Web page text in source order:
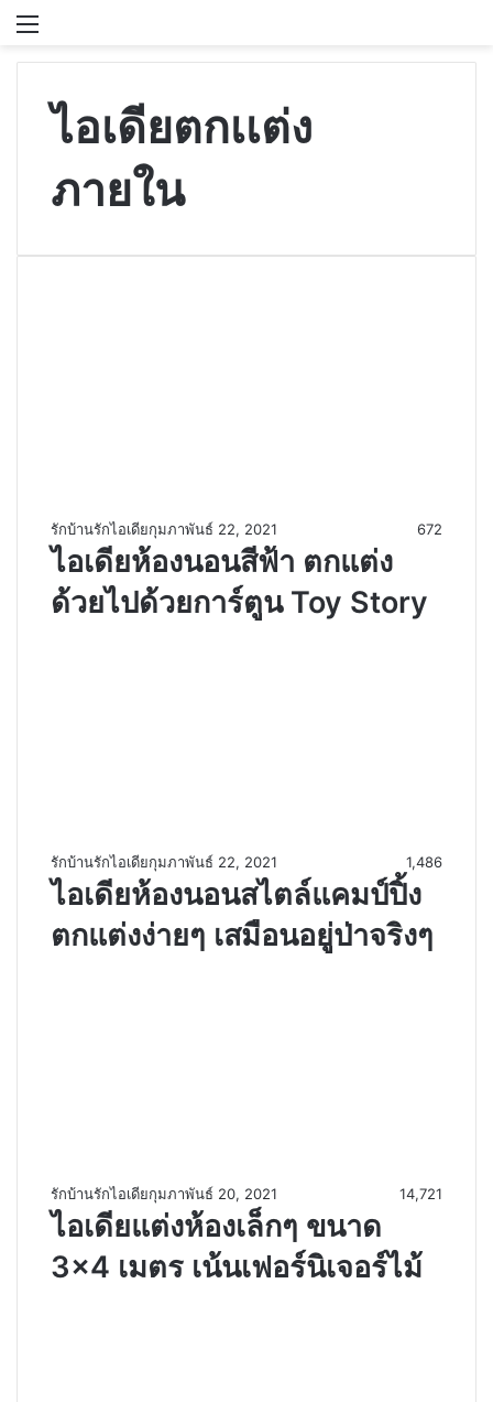
ไอเดียตกเเต่ง
ภายใน
รักบ้านรักไอเดียกุมภาพันธ์ 22, 2021 672
ไอเดียห้องนอนสีฟ้า ตกแต่ง
ด้วยไปด้วยการ์ตูน Toy Story
รักบ้านรักไอเดียกุมภาพันธ์ 22, 2021 1,486
ไอเดียห้องนอนสไตล์แคมป์ปิ้ง
ตกแต่งง่ายๆ เสมือนอยู่ป่าจริงๆ
รักบ้านรักไอเดียกุมภาพันธ์ 20, 2021 14,721
ไอเดียแต่งห้องเล็กๆ ขนาด
3×4 เมตร เน้นเฟอร์นิเจอร์ไม้